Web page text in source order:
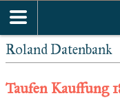
Roland Datenbank
Taufen Kauffung